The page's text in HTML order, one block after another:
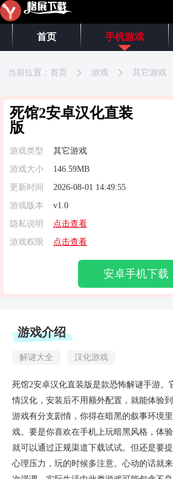
首页 手机游戏
当前位置： 首页 游戏 其它游戏
死馆2安卓汉化直装
版
游戏类型
其它游戏
游戏大小
146.59MB
更新时间
2026-08-01 14:49:55
游戏版本
v1.0
隐私说明
点击查看
游戏权限
点击查看
安卓手机下载
游戏介绍
解谜大全 汉化游戏
死馆2安卓汉化直装版是款恐怖解谜手游。
情汉化，安装后不用额外配置，就能体验
游戏有分支剧情，你得在暗黑的叙事环境
戏。要是你喜欢在手机上玩暗黑风格，体
就可以通过正规渠道下载试试。但还是要
心理压力，玩的时候多注意。心动的话就